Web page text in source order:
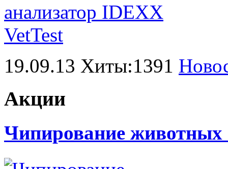
19.09.13 Хиты:1391
Акции
Чипирование животных